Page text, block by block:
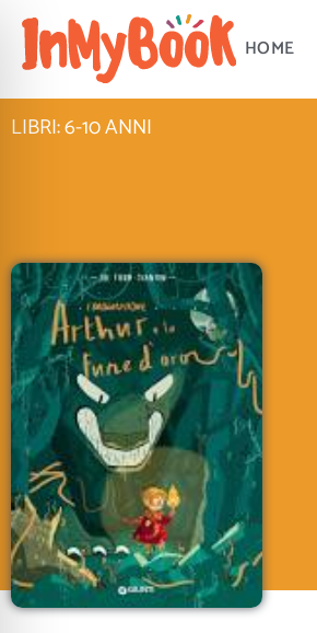
Vai
contenuto
HOME
LIBRI: 6-10 ANNI